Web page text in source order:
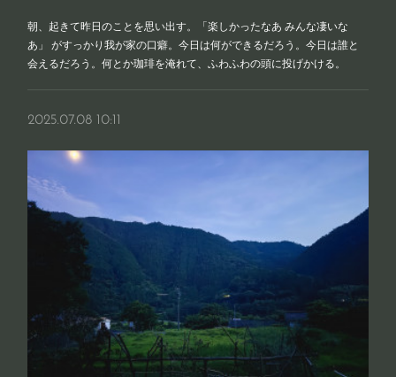
朝、起きて昨日のことを思い出す。「楽しかったなあ みんな凄いな
あ」 がすっかり我が家の口癖。今日は何ができるだろう。今日は誰と
会えるだろう。何とか珈琲を淹れて、ふわふわの頭に投げかける。
2025.07.08 10:11